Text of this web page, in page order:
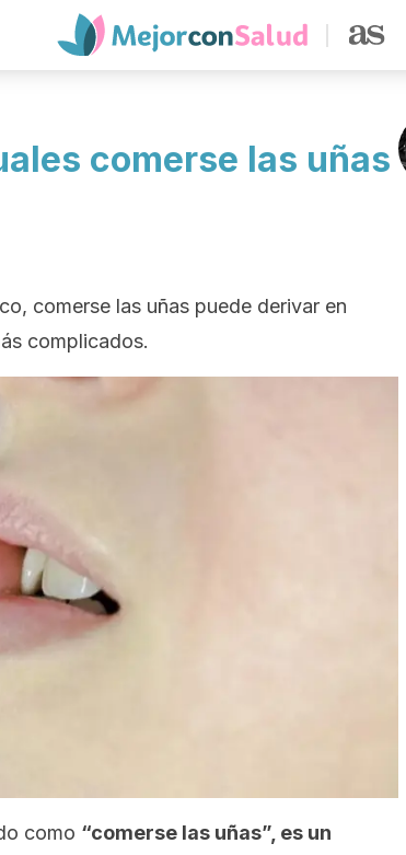
comerse las uñas
comerse las uñas puede derivar en
complicados.
como “comerse las uñas”, es un